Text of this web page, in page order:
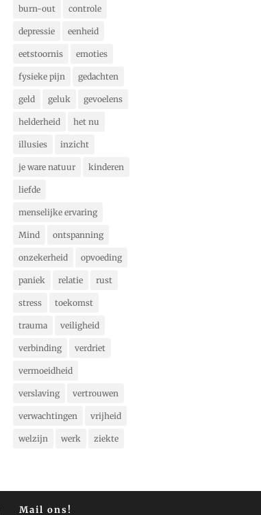
burn-out controle
depressie eenheid
eetstoornis emoties
fysieke pijn gedachten
geld geluk gevoelens
helderheid het nu
illusies inzicht
je ware natuur kinderen
liefde
menselijke ervaring
Mind ontspanning
onzekerheid opvoeding
paniek relatie rust
stress toekomst
trauma veiligheid
verbinding verdriet
vermoeidheid
verslaving vertrouwen
verwachtingen vrijheid
welzijn werk ziekte
Mail ons!